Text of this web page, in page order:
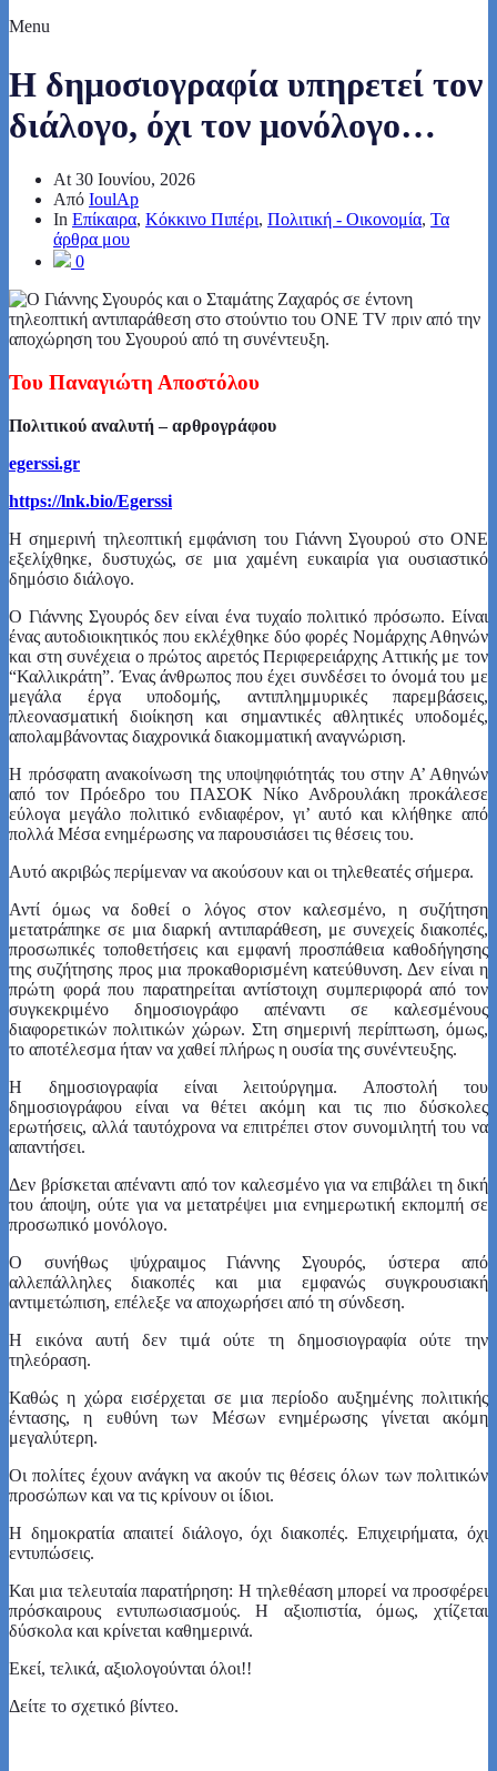
Menu
Η δημοσιογραφία υπηρετεί τον
διάλογο, όχι τον μονόλογο…
At 30 Ιουνίου, 2026
Από IoulAp
In Επίκαιρα, Κόκκινο Πιπέρι, Πολιτική - Οικονομία, Τα
άρθρα μου
0
Του Παναγιώτη Αποστόλου
Πολιτικού αναλυτή – αρθρογράφου
egerssi.gr
https://lnk.bio/Egerssi
Η σημερινή τηλεοπτική εμφάνιση του Γιάννη Σγουρού στο ONE
εξελίχθηκε, δυστυχώς, σε μια χαμένη ευκαιρία για ουσιαστικό
δημόσιο διάλογο.
Ο Γιάννης Σγουρός δεν είναι ένα τυχαίο πολιτικό πρόσωπο. Είναι
ένας αυτοδιοικητικός που εκλέχθηκε δύο φορές Νομάρχης Αθηνών
και στη συνέχεια ο πρώτος αιρετός Περιφερειάρχης Αττικής με τον
“Καλλικράτη”. Ένας άνθρωπος που έχει συνδέσει το όνομά του με
μεγάλα έργα υποδομής, αντιπλημμυρικές παρεμβάσεις,
πλεονασματική διοίκηση και σημαντικές αθλητικές υποδομές,
απολαμβάνοντας διαχρονικά διακομματική αναγνώριση.
Η πρόσφατη ανακοίνωση της υποψηφιότητάς του στην Α’ Αθηνών
από τον Πρόεδρο του ΠΑΣΟΚ Νίκο Ανδρουλάκη προκάλεσε
εύλογα μεγάλο πολιτικό ενδιαφέρον, γι’ αυτό και κλήθηκε από
πολλά Μέσα ενημέρωσης να παρουσιάσει τις θέσεις του.
Αυτό ακριβώς περίμεναν να ακούσουν και οι τηλεθεατές σήμερα.
Αντί όμως να δοθεί ο λόγος στον καλεσμένο, η συζήτηση
μετατράπηκε σε μια διαρκή αντιπαράθεση, με συνεχείς διακοπές,
προσωπικές τοποθετήσεις και εμφανή προσπάθεια καθοδήγησης
της συζήτησης προς μια προκαθορισμένη κατεύθυνση. Δεν είναι η
πρώτη φορά που παρατηρείται αντίστοιχη συμπεριφορά από τον
συγκεκριμένο δημοσιογράφο απέναντι σε καλεσμένους
διαφορετικών πολιτικών χώρων. Στη σημερινή περίπτωση, όμως,
το αποτέλεσμα ήταν να χαθεί πλήρως η ουσία της συνέντευξης.
Η δημοσιογραφία είναι λειτούργημα. Αποστολή του
δημοσιογράφου είναι να θέτει ακόμη και τις πιο δύσκολες
ερωτήσεις, αλλά ταυτόχρονα να επιτρέπει στον συνομιλητή του να
απαντήσει.
Δεν βρίσκεται απέναντι από τον καλεσμένο για να επιβάλει τη δική
του άποψη, ούτε για να μετατρέψει μια ενημερωτική εκπομπή σε
προσωπικό μονόλογο.
Ο συνήθως ψύχραιμος Γιάννης Σγουρός, ύστερα από
αλλεπάλληλες διακοπές και μια εμφανώς συγκρουσιακή
αντιμετώπιση, επέλεξε να αποχωρήσει από τη σύνδεση.
Η εικόνα αυτή δεν τιμά ούτε τη δημοσιογραφία ούτε την
τηλεόραση.
Καθώς η χώρα εισέρχεται σε μια περίοδο αυξημένης πολιτικής
έντασης, η ευθύνη των Μέσων ενημέρωσης γίνεται ακόμη
μεγαλύτερη.
Οι πολίτες έχουν ανάγκη να ακούν τις θέσεις όλων των πολιτικών
προσώπων και να τις κρίνουν οι ίδιοι.
Η δημοκρατία απαιτεί διάλογο, όχι διακοπές. Επιχειρήματα, όχι
εντυπώσεις.
Και μια τελευταία παρατήρηση: Η τηλεθέαση μπορεί να προσφέρει
πρόσκαιρους εντυπωσιασμούς. Η αξιοπιστία, όμως, χτίζεται
δύσκολα και κρίνεται καθημερινά.
Εκεί, τελικά, αξιολογούνται όλοι!!
Δείτε το σχετικό βίντεο.